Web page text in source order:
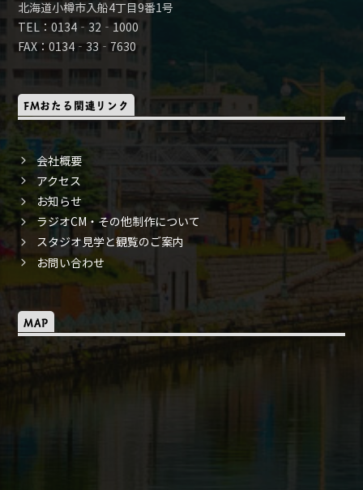
北海道小樽市入船4丁目9番1号
TEL：0134‐32‐1000
FAX：0134‐33‐7630
FMおたる関連リンク
会社概要
アクセス
お知らせ
ラジオCM・その他制作について
スタジオ見学と観覧のご案内
お問い合わせ
MAP